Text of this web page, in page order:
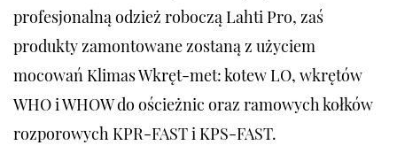
profesjonalną odzież roboczą Lahti Pro, zaś
produkty zamontowane zostaną z użyciem
mocowań Klimas Wkręt-met: kotew LO, wkrętów
WHO i WHOW do ościeżnic oraz ramowych kołków
rozporowych KPR-FAST i KPS-FAST.